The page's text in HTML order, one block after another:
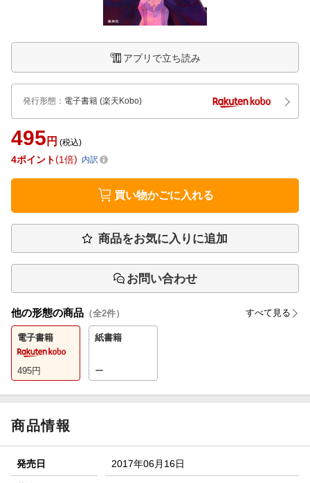
アプリで立ち読み
発行形態 ： 電子書籍 (楽天Kobo)
495 円 (税込)
4ポイント 1倍 内訳
買い物かごに入れる
商品をお気に入りに追加
お問い合わせ
他の形態の商品 （全2件） すべて見る
電子書籍
495円
紙書籍
ー
商品情報
発売日 2017年06月16日